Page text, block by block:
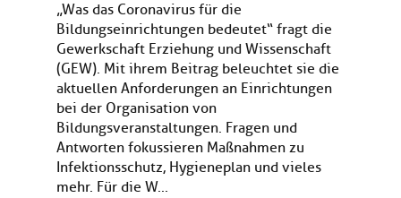
„Was das Coronavirus für die
Bildungseinrichtungen bedeutet“ fragt die
Gewerkschaft Erziehung und Wissenschaft
(GEW). Mit ihrem Beitrag beleuchtet sie die
aktuellen Anforderungen an Einrichtungen
bei der Organisation von
Bildungsveranstaltungen. Fragen und
Antworten fokussieren Maßnahmen zu
Infektionsschutz, Hygieneplan und vieles
mehr. Für die W...